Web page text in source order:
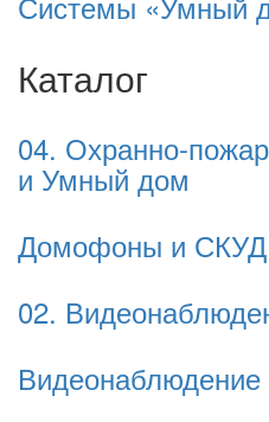
Каталог
04. Охранно-
и Умный дом
Домофоны и СКУД
02.
Видеонаблюдение